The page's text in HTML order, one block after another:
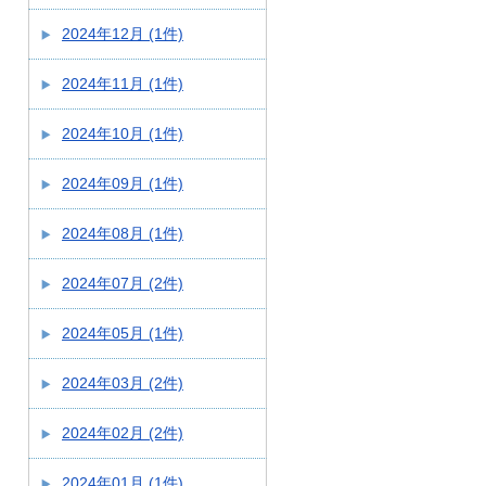
2024年12月 (1件)
2024年11月 (1件)
2024年10月 (1件)
2024年09月 (1件)
2024年08月 (1件)
2024年07月 (2件)
2024年05月 (1件)
2024年03月 (2件)
2024年02月 (2件)